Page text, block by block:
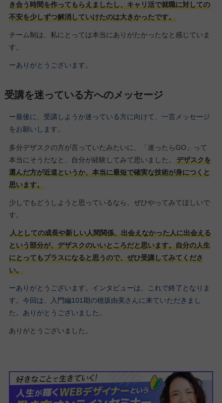
き合う時間を作ってもらえましたし、キャリ活で就職に対しての
不安を少しずつ解消していけたのは大きかったです。
チーム制は、私にとっては本当にありがたかったなと感じていま
す。
ーありがとうございます。
受講を迷っている方へのメッセージ
ー最後に、受講しようか迷っている方に向けて、一言メッセージ
をお願いします。
多分デザスクの方が言っていたみたいに、「迷ったらGO」って
本当にそうだなと、自分が経験してみて思いました。
デザスクを
選んだ方が近道というか、本当に最短で確実な技術が身につくと
思います。
少しでもどうしようと思っているなら、ぜひやってみてほしいで
す。
人としての成長や新しい人間関係、出会えなかった人に出会える
という部分が、デザスクのいいところだと思います。自分の人生
にとってもプラスになると思うので、ぜひ受講してみてくださ
い。
ーありがとうございます。インタビューは、これで終了となりま
す。今回は、入門編101期の穂坂由美さんに来ていただきまし
た。ありがとうございました。
ありがとうございました。